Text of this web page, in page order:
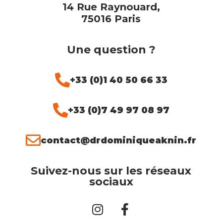
14 Rue Raynouard,
75016 Paris
Une question ?
+33 (0)1 40 50 66 33
+33 (0)7 49 97 08 97
contact@drdominiqueaknin.fr
Suivez-nous sur les réseaux
sociaux